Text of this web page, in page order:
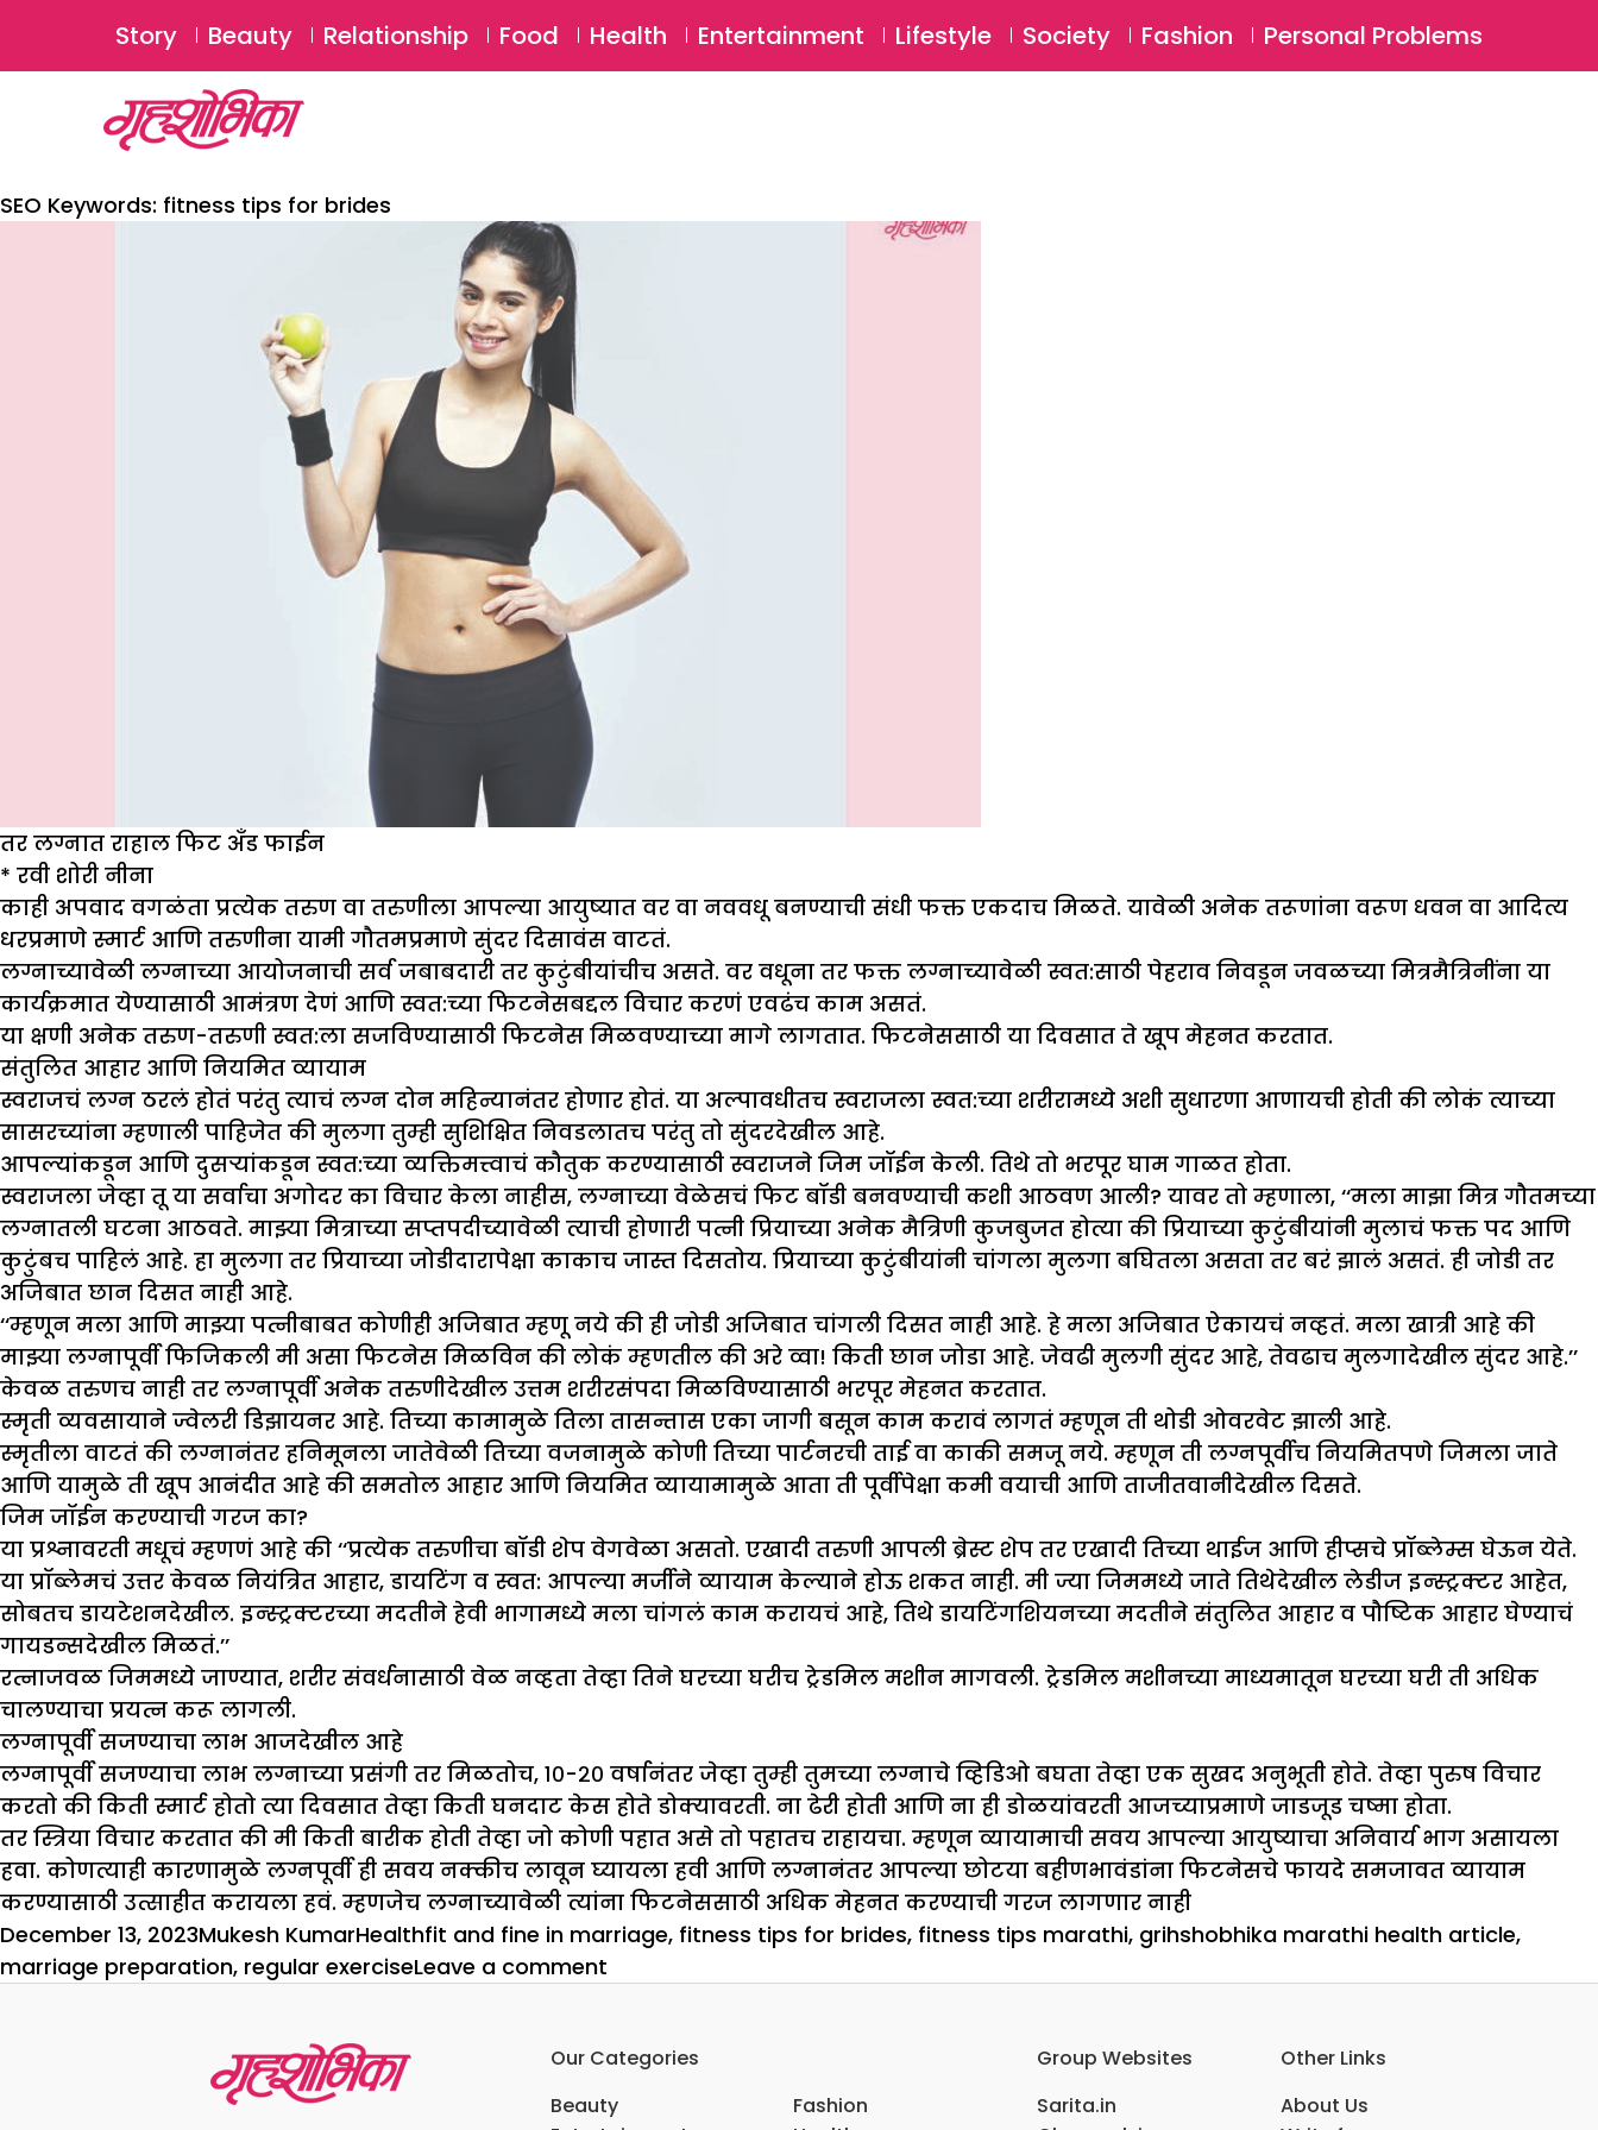
SUBSCRIBE Login ⚲
Story Beauty Relationship Food Health Entertainment Lifestyle Society Fashion Personal Problems
SEO Keywords: fitness tips for brides
तर लग्नात राहाल फिट अँड फाईन
* रवी शोरी नीना
काही अपवाद वगळंता प्रत्येक तरुण वा तरुणीला आपल्या आयुष्यात वर वा नववधू बनण्याची संधी फक्त एकदाच मिळते. यावेळी अनेक तरूणांना वरूण धवन वा आदित्य
धरप्रमाणे स्मार्ट आणि तरुणीना यामी गौतमप्रमाणे सुंदर दिसावंस वाटतं.
लग्नाच्यावेळी लग्नाच्या आयोजनाची सर्व जबाबदारी तर कुटुंबीयांचीच असते. वर वधूना तर फक्त लग्नाच्यावेळी स्वत:साठी पेहराव निवडून जवळच्या मित्रमैत्रिनींना या
कार्यक्रमात येण्यासाठी आमंत्रण देणं आणि स्वत:च्या फिटनेसबद्दल विचार करणं एवढंच काम असतं.
या क्षणी अनेक तरुण-तरुणी स्वत:ला सजविण्यासाठी फिटनेस मिळवण्याच्या मागे लागतात. फिटनेससाठी या दिवसात ते खूप मेहनत करतात.
संतुलित आहार आणि नियमित व्यायाम
स्वराजचं लग्न ठरलं होतं परंतु त्याचं लग्न दोन महिन्यानंतर होणार होतं. या अल्पावधीतच स्वराजला स्वत:च्या शरीरामध्ये अशी सुधारणा आणायची होती की लोकं त्याच्या
सासरच्यांना म्हणाली पाहिजेत की मुलगा तुम्ही सुशिक्षित निवडलातच परंतु तो सुंदरदेखील आहे.
आपल्यांकडून आणि दुसऱ्यांकडून स्वत:च्या व्यक्तिमत्त्वाचं कौतुक करण्यासाठी स्वराजने जिम जॉईन केली. तिथे तो भरपूर घाम गाळत होता.
स्वराजला जेव्हा तू या सर्वाचा अगोदर का विचार केला नाहीस, लग्नाच्या वेळेसचं फिट बॉडी बनवण्याची कशी आठवण आली? यावर तो म्हणाला, ‘‘मला माझा मित्र गौतमच्या
लग्नातली घटना आठवते. माझ्या मित्राच्या सप्तपदीच्यावेळी त्याची होणारी पत्नी प्रियाच्या अनेक मैत्रिणी कुजबुजत होत्या की प्रियाच्या कुटुंबीयांनी मुलाचं फक्त पद आणि
कुटुंबच पाहिलं आहे. हा मुलगा तर प्रियाच्या जोडीदारापेक्षा काकाच जास्त दिसतोय. प्रियाच्या कुटुंबीयांनी चांगला मुलगा बघितला असता तर बरं झालं असतं. ही जोडी तर
अजिबात छान दिसत नाही आहे.
‘‘म्हणून मला आणि माझ्या पत्नीबाबत कोणीही अजिबात म्हणू नये की ही जोडी अजिबात चांगली दिसत नाही आहे. हे मला अजिबात ऐकायचं नव्हतं. मला खात्री आहे की
माझ्या लग्नापूर्वी फिजिकली मी असा फिटनेस मिळविन की लोकं म्हणतील की अरे व्वा! किती छान जोडा आहे. जेवढी मुलगी सुंदर आहे, तेवढाच मुलगादेखील सुंदर आहे.’’
केवळ तरुणच नाही तर लग्नापूर्वी अनेक तरुणीदेखील उत्तम शरीरसंपदा मिळविण्यासाठी भरपूर मेहनत करतात.
स्मृती व्यवसायाने ज्वेलरी डिझायनर आहे. तिच्या कामामुळे तिला तासन्तास एका जागी बसून काम करावं लागतं म्हणून ती थोडी ओवरवेट झाली आहे.
स्मृतीला वाटतं की लग्नानंतर हनिमूनला जातेवेळी तिच्या वजनामुळे कोणी तिच्या पार्टनरची ताई वा काकी समजू नये. म्हणून ती लग्नपूर्वीच नियमितपणे जिमला जाते
आणि यामुळे ती खूप आनंदीत आहे की समतोल आहार आणि नियमित व्यायामामुळे आता ती पूर्वीपेक्षा कमी वयाची आणि ताजीतवानीदेखील दिसते.
जिम जॉईन करण्याची गरज का?
या प्रश्नावरती मधूचं म्हणणं आहे की ‘‘प्रत्येक तरुणीचा बॉडी शेप वेगवेळा असतो. एखादी तरुणी आपली ब्रेस्ट शेप तर एखादी तिच्या थाईज आणि हीप्सचे प्रॉब्लेम्स घेऊन येते.
या प्रॉब्लेमचं उत्तर केवळ नियंत्रित आहार, डायटिंग व स्वत: आपल्या मर्जीने व्यायाम केल्याने होऊ शकत नाही. मी ज्या जिममध्ये जाते तिथेदेखील लेडीज इन्स्ट्रक्टर आहेत,
सोबतच डायटेशनदेखील. इन्स्ट्रक्टरच्या मदतीने हेवी भागामध्ये मला चांगलं काम करायचं आहे, तिथे डायटिंगशियनच्या मदतीने संतुलित आहार व पौष्टिक आहार घेण्याचं
गायडन्सदेखील मिळतं.’’
रत्नाजवळ जिममध्ये जाण्यात, शरीर संवर्धनासाठी वेळ नव्हता तेव्हा तिने घरच्या घरीच ट्रेडमिल मशीन मागवली. ट्रेडमिल मशीनच्या माध्यमातून घरच्या घरी ती अधिक
चालण्याचा प्रयत्न करू लागली.
लग्नापूर्वी सजण्याचा लाभ आजदेखील आहे
लग्नापूर्वी सजण्याचा लाभ लग्नाच्या प्रसंगी तर मिळतोच, १०-२० वर्षानंतर जेव्हा तुम्ही तुमच्या लग्नाचे व्हिडिओ बघता तेव्हा एक सुखद अनुभूती होते. तेव्हा पुरुष विचार
करतो की किती स्मार्ट होतो त्या दिवसात तेव्हा किती घनदाट केस होते डोक्यावरती. ना ढेरी होती आणि ना ही डोळयांवरती आजच्याप्रमाणे जाडजूड चष्मा होता.
तर स्त्रिया विचार करतात की मी किती बारीक होती तेव्हा जो कोणी पहात असे तो पहातच राहायचा. म्हणून व्यायामाची सवय आपल्या आयुष्याचा अनिवार्य भाग असायला
हवा. कोणत्याही कारणामुळे लग्नपूर्वी ही सवय नक्कीच लावून घ्यायला हवी आणि लग्नानंतर आपल्या छोटया बहीणभावंडांना फिटनेसचे फायदे समजावत व्यायाम
करण्यासाठी उत्साहीत करायला हवं. म्हणजेच लग्नाच्यावेळी त्यांना फिटनेससाठी अधिक मेहनत करण्याची गरज लागणार नाही
Posted
on
December 13, 2023Author
Mukesh KumarCategories
HealthTags
fit and fine in marriage, fitness tips for brides, fitness tips marathi, grihshobhika marathi health article,
marriage preparation, regular exerciseLeave a comment
राहाल
फिट
Our Categories
Beauty
Fashion
Group Websites
Sarita.in
Other Links
About Us